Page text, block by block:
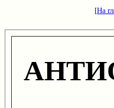
[На